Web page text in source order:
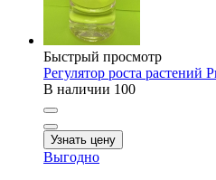
Быстрый просмотр
Регулятор роста растений
В наличии 100
Узнать цену
Выгодно